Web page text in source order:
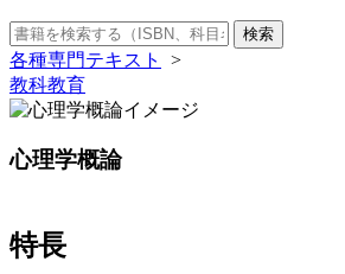
検索
各種専門テキスト
>
教科教育
心理学概論
特長